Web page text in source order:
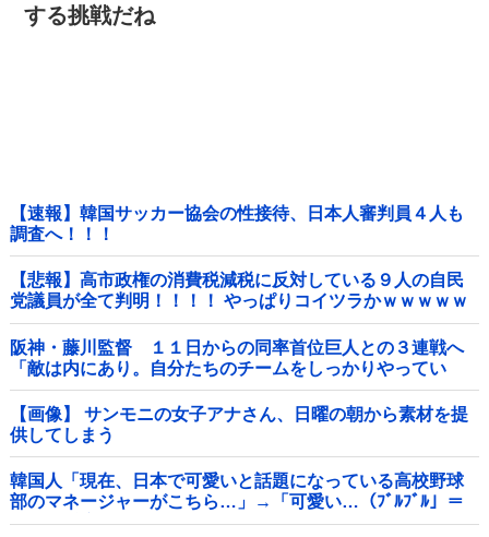
する挑戦だね
【速報】韓国サッカー協会の性接待、日本人審判員４人も
調査へ！！！
【悲報】高市政権の消費税減税に反対している９人の自民
党議員が全て判明！！！！ やっぱりコイツラかｗｗｗｗｗ
阪神・藤川監督 １１日からの同率首位巨人との３連戦へ
「敵は内にあり。自分たちのチームをしっかりやってい
く」他
【画像】 サンモニの女子アナさん、日曜の朝から素材を提
供してしまう
韓国人「現在、日本で可愛いと話題になっている高校野球
部のマネージャーがこちら…」→「可愛い…（ﾌﾞﾙﾌﾞﾙ」＝
韓国の反応